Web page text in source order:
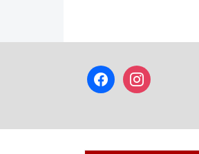
facebookinstagram